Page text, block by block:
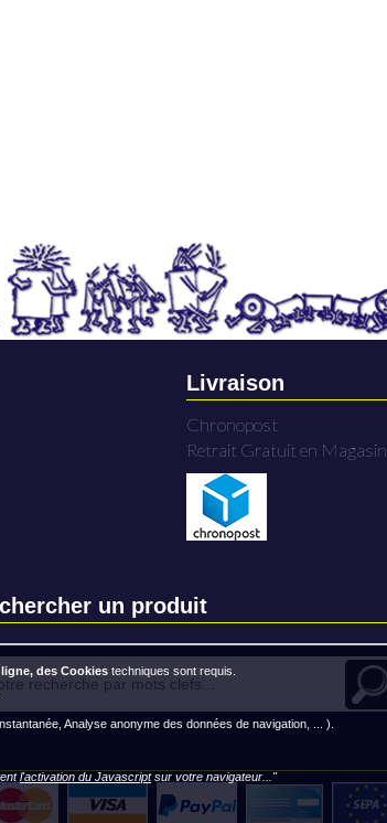
Livraison
Chronopost
Retrait Gratuit en Magasin
un produit
des Cookiestechniques sont requis.
Analyse anonyme des données de navigation, ... ).
l'activation du Javascriptsur votre navigateur..."